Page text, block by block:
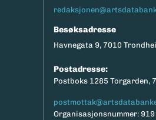
Besøksadresse
Havnegata 9, 7010
Postadresse:
Postboks 1285 Torgarden,
Organisasjonsnummer: